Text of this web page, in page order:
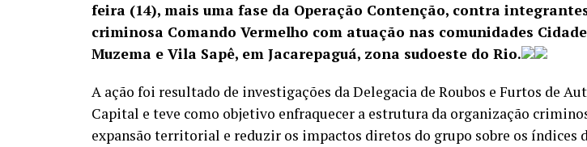
feira (14), mais uma fase da Operação Contenção, contra
criminosa Comando Vermelho com atuação nas comunidades Cidade
Muzema e Vila Sapê, em Jacarepaguá, zona sudoeste do Rio.
A ação foi resultado de investigações da Delegacia de Roubos e Furtos de
Capital e teve como objetivo enfraquecer a estrutura da organização
expansão territorial e reduzir os impactos diretos do grupo sobre os índices